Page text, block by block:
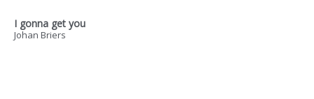
I gonna get you
Johan Briers